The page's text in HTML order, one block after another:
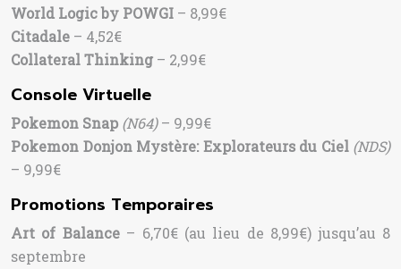
World Logic by POWGI – 8,99€
Citadale – 4,52€
Collateral Thinking – 2,99€
Console Virtuelle
Pokemon Snap (N64)– 9,99€
Pokemon Donjon Mystère: Explorateurs du Ciel (NDS)
– 9,99€
Promotions Temporaires
Art of Balance – 6,70€ (au lieu de 8,99€) jusqu’au 8
septembre